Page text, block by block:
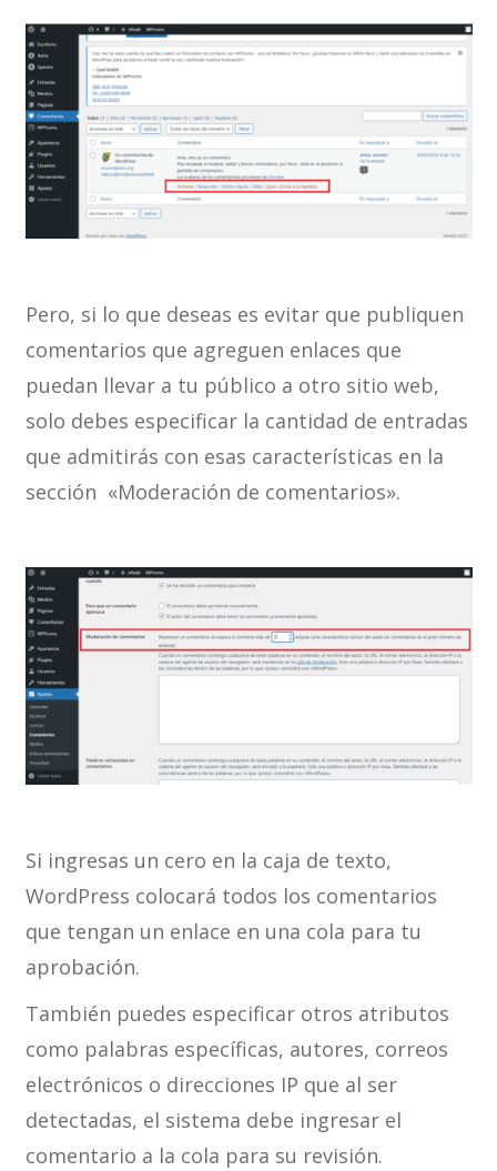
Pero, si lo que deseas es evitar que publiquen
comentarios que agreguen enlaces que
puedan llevar a tu público a otro sitio web,
solo debes especificar la cantidad de entradas
que admitirás con esas características en la
sección «Moderación de comentarios».
Si ingresas un cero en la caja de texto,
WordPress colocará todos los comentarios
que tengan un enlace en una cola para tu
aprobación.
También puedes especificar otros atributos
como palabras específicas, autores, correos
electrónicos o direcciones IP que al ser
detectadas, el sistema debe ingresar el
comentario a la cola para su revisión.